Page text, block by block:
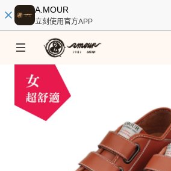
A.MOUR
立刻使用官方APP